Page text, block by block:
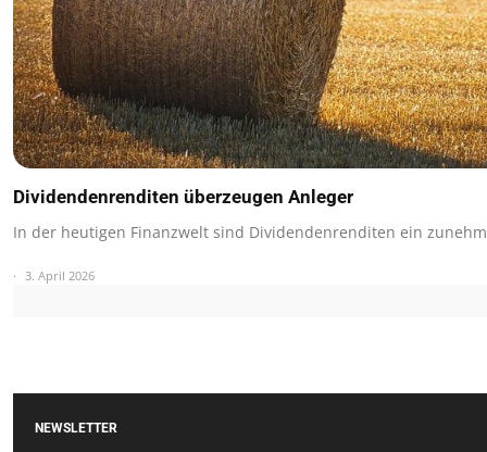
Dividendenrenditen überzeugen Anleger
In der heutigen Finanzwelt sind Dividendenrenditen ein
3. April 2026
NEWSLETTER